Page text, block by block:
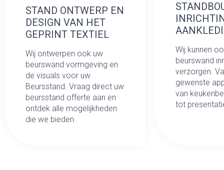
STAND ONTWERP EN
DESIGN VAN HET
GEPRINT TEXTIEL
Wij ontwerpen ook uw
beurswand vormgeving en
de visuals voor uw
Beursstand. Vraag direct uw
beursstand offerte aan en
ontdek alle mogelijkheden
die we bieden.
Wij kunnen
beurswand
verzorgen.
gewenste
van
tot